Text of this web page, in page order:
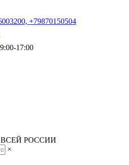
+79870150504
17:00
РОССИИ
×